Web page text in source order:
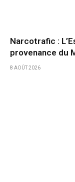
Narcotrafic :
provenance du
8 AOÛT 2026